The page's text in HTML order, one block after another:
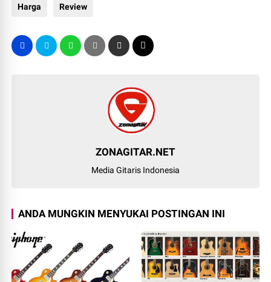
Harga Review
ZONAGITAR.NET
Media Gitaris Indonesia
ANDA MUNGKIN MENYUKAI POSTINGAN INI